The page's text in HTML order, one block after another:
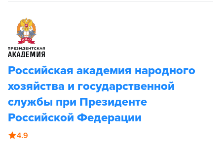
Российская академия народного
хозяйства и государственной
службы при Президенте
Российской Федерации
4.9